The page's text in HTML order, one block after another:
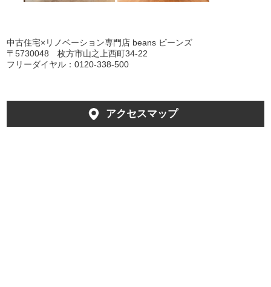
中古住宅×リノベーション専門店 beans ビーンズ
〒5730048 枚方市山之上西町34-22
フリーダイヤル：0120-338-500
アクセスマップ